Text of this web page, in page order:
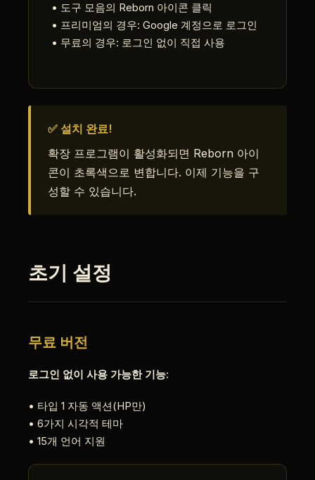
• 도구 모음의 Reborn 아이콘 클릭
• 프리미엄의 경우: Google 계정으로 로그인
• 무료의 경우: 로그인 없이 직접 사용
✅ 설치 완료!
확장 프로그램이 활성화되면 Reborn 아이
콘이 초록색으로 변합니다. 이제 기능을 구
성할 수 있습니다.
초기 설정
무료 버전
로그인 없이 사용 가능한 기능:
• 타입 1 자동 액션(HP만)
• 6가지 시각적 테마
• 15개 언어 지원